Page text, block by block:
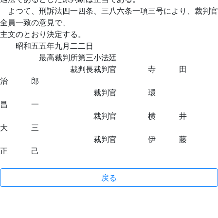
よつて、刑訴法四一四条、三八六条一項三号により、裁判官
全員一致の意見で、
主文のとおり決定する。
昭和五五年九月二二日
最高裁判所第三小法廷
裁判長裁判官 寺 田
治 郎
裁判官 環
昌 一
裁判官 横 井
大 三
裁判官 伊 藤
正 己
戻る